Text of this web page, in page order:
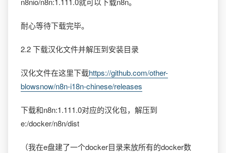
耐心等待下载完毕。
2.2 下载汉化文件并解压到安装目录
汉化文件在这里下载https://github.com/other-
blowsnow/n8n-i18n-chinese/releases
下载和n8n:1.111.0对应的汉化包，解压到
e:/docker/n8n/dist
（我在e盘建了一个docker目录来放所有的docker数